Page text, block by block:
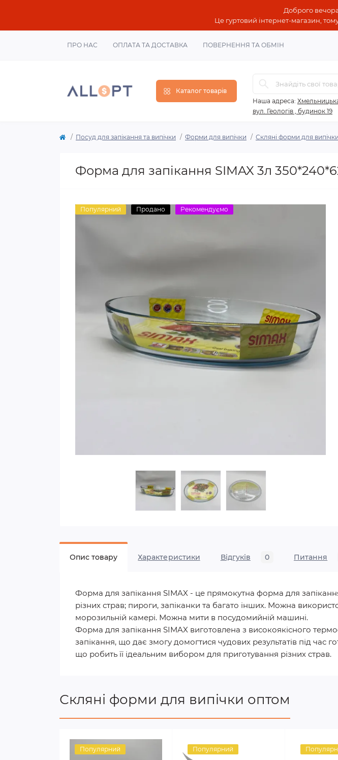
Доброго
Це гуртовий інтернет-магазин,
ПРО НАС ОПЛАТА ТА ДОСТАВКА ПОВЕРНЕННЯ ТА ОБМІН
Каталог товарів
Наша адреса:
вул. Геологів , будинок 19
Посуд для запікання та випічки Форми для випічки Скляні форми для випічки
Форма для запікання SIMAX 3л
Популярний Продано Рекомендуємо
Опис товару Характеристики Відгуків 0 Питання
Форма для запікання SIMAX - це прямокутна форма для
різних страв; пироги, запіканки та багато інших. Можна
морозильній камері. Можна мити в посудомийній машині.
Форма для запікання SIMAX виготовлена з високоякісного
запікання, що дає змогу домогтися чудових результатів під час
що робить її ідеальним вибором для приготування різних страв.
Скляні форми для випічки оптом
Популярний Популярний